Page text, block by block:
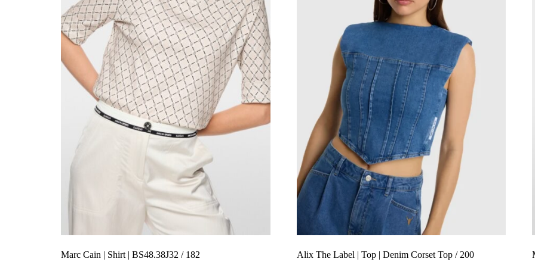
Marc Cain | Shirt | BS48.38J32 / 182 Alix The Label | Top | Denim Corset Top / 200